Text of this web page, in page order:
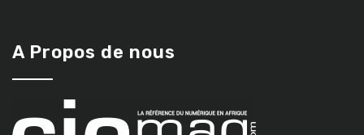
A Propos de nous